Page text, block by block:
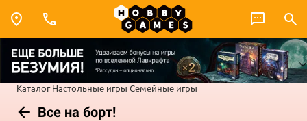
Каталог Настольные игры Семейные игры
Все на борт!